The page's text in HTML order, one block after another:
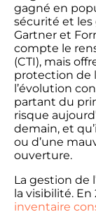
gagné en
sécurité et les
Gartner et
compte le
(CTI), mais
protection de
l’évolution
partant du
risque
demain, et
ou d’une
ouverture.
La gestion de
la visibilité. En
inventaire